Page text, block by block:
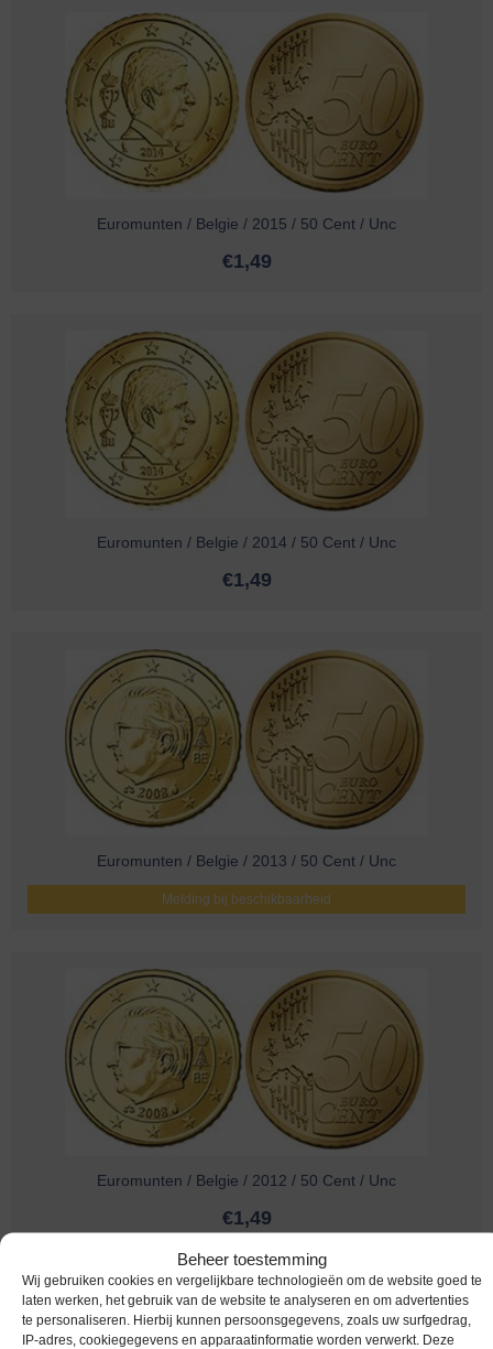
Beheer toestemming
Wij gebruiken cookies en vergelijkbare technologieën om de website goed te
laten werken, het gebruik van de website te analyseren en om advertenties
te personaliseren. Hierbij kunnen persoonsgegevens, zoals uw surfgedrag,
IP-adres, cookiegegevens en apparaatinformatie worden verwerkt. Deze
Euromunten / Belgie / 2015 / 50 Cent / Unc
€1,49
Euromunten / Belgie / 2014 / 50 Cent / Unc
€1,49
Euromunten / Belgie / 2013 / 50 Cent / Unc
Melding bij beschikbaarheid
Euromunten / Belgie / 2012 / 50 Cent / Unc
€1,49